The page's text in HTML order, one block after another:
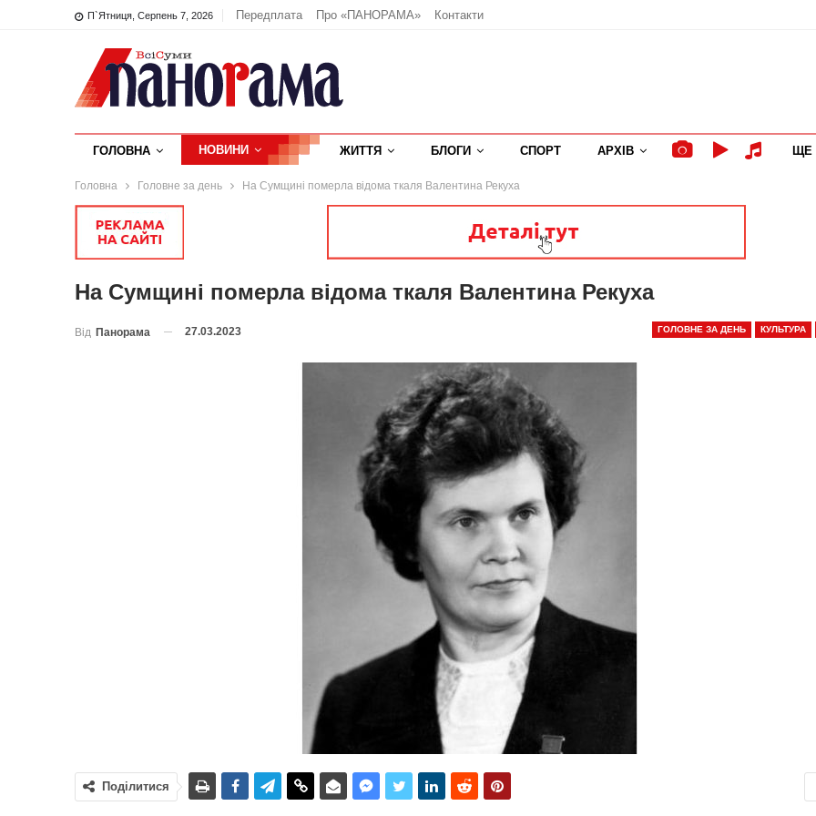
П`ятниця, Серпень 7, 2026 Передплата Про «ПАНОРАМА» Контакти
ГОЛОВНА НОВИНИ ЖИТТЯ БЛОГИ СПОРТ АРХІВ ЩЕ
Головна Головне за день На Сумщині померла відома ткаля Валентина Рекуха
На Сумщині померла відома ткаля Валентина Рекуха
ГОЛОВНЕ ЗА ДЕНЬ КУЛЬТУРА
Від Панорама 27.03.2023
Поділитися